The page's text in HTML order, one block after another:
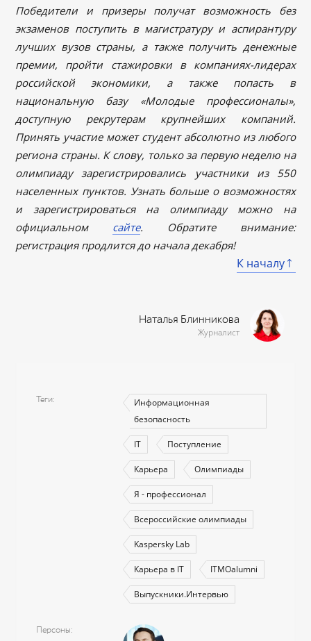
Победители и призеры получат возможность без
экзаменов поступить в магистратуру и аспирантуру
лучших вузов страны, а также получить денежные
премии, пройти стажировки в компаниях-лидерах
российской экономики, а также попасть в
национальную базу «Молодые профессионалы»,
доступную рекрутерам крупнейших компаний.
Принять участие может студент абсолютно из любого
региона страны. К слову, только за первую неделю на
олимпиаду зарегистрировались участники из 550
населенных пунктов. Узнать больше о возможностях
и зарегистрироваться на олимпиаду можно на
официальном сайте. Обратите внимание:
регистрация продлится до начала декабря!
К началу
Наталья Блинникова
Журналист
Теги
Информационная
безопасность
IT Поступление
Карьера Олимпиады
Я - профессионал
Всероссийские олимпиады
Kaspersky Lab
Карьера в IT ITMOalumni
Выпускники.Интервью
Персоны